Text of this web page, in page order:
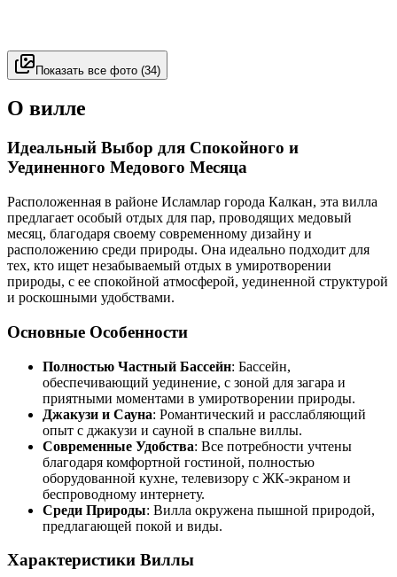
Показать все фото (34)
О вилле
Идеальный Выбор для Спокойного и
Уединенного Медового Месяца
Расположенная в районе Исламлар города Калкан, эта вилла
предлагает особый отдых для пар, проводящих медовый
месяц, благодаря своему современному дизайну и
расположению среди природы. Она идеально подходит для
тех, кто ищет незабываемый отдых в умиротворении
природы, с ее спокойной атмосферой, уединенной структурой
и роскошными удобствами.
Основные Особенности
Полностью Частный Бассейн: Бассейн,
обеспечивающий уединение, с зоной для загара и
приятными моментами в умиротворении природы.
Джакузи и Сауна: Романтический и расслабляющий
опыт с джакузи и сауной в спальне виллы.
Современные Удобства: Все потребности учтены
благодаря комфортной гостиной, полностью
оборудованной кухне, телевизору с ЖК-экраном и
беспроводному интернету.
Среди Природы: Вилла окружена пышной природой,
предлагающей покой и виды.
Характеристики Виллы